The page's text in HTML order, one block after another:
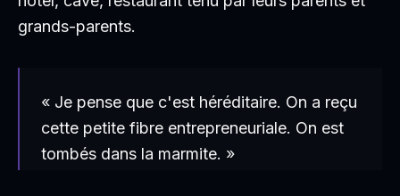
grands-parents.
« Je pense que c'est héréditaire. On a reçu
cette petite fibre entrepreneuriale. On est
tombés dans la marmite. »